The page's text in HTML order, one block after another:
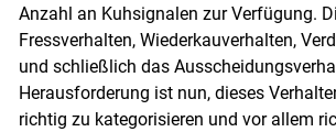
Anzahl an Kuhsignalen zur Verfügung.
Fressverhalten, Wiederkauverhalten,
und schließlich das
Herausforderung ist nun, dieses
richtig zu kategorisieren und vor allem